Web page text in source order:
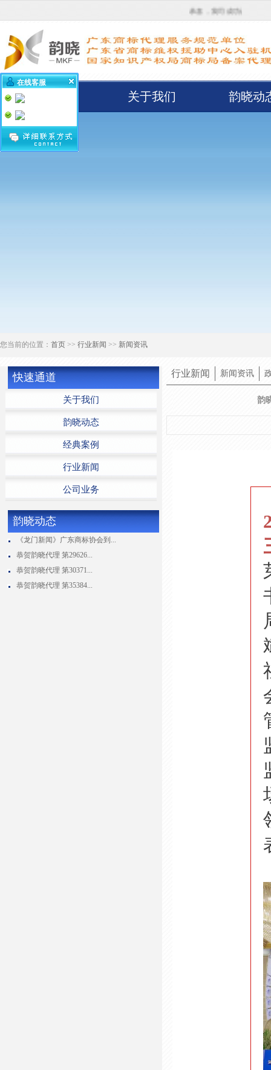
恭喜，我司成功认定为“广东商标代
关于我们 韵晓动
您当前的位置： 首页 >> 行业新闻 >> 新闻资讯
快速通道
关于我们
韵晓动态
经典案例
行业新闻
公司业务
韵晓动态
《龙门新闻》广东商标协会到...
恭贺韵晓代理 第29626...
恭贺韵晓代理 第30371...
恭贺韵晓代理 第35384...
行业新闻 新闻资讯
韵
在线客服